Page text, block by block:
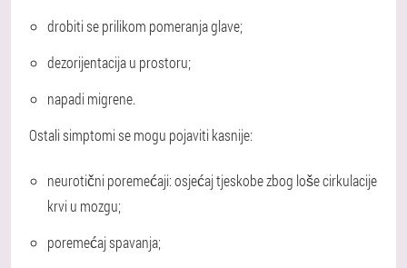
drobiti se prilikom pomeranja glave;
dezorijentacija u prostoru;
napadi migrene.
Ostali simptomi se mogu pojaviti kasnije:
neurotični poremećaji: osjećaj tjeskobe zbog loše cirkulacije
krvi u mozgu;
poremećaj spavanja;